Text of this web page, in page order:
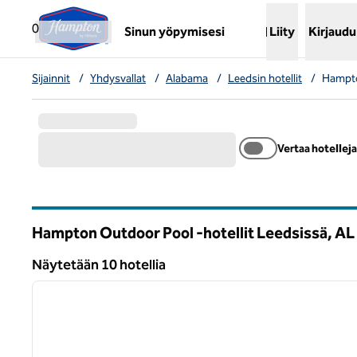
Siirry sisältöön
0
Sinun yöpymisesi Liity
Sijainnit / Yhdysvallat / Alabama / Leedsin hotellit /
Vertaa hotelleja
Hampton Outdoor Pool -hotellit Leedsissä,AL
Näytetään 10 hotellia
Näytetään 10 hotellia
1/12